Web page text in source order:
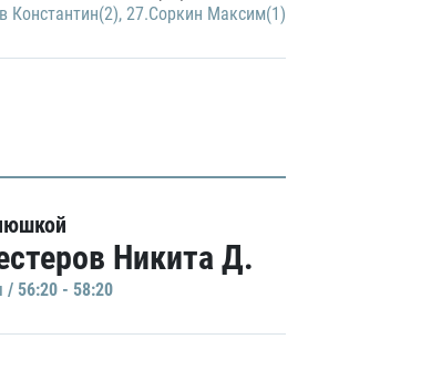
Константин(2), 27.Соркин Максим(1)
Никита Д.
/ 56:20 - 58:20